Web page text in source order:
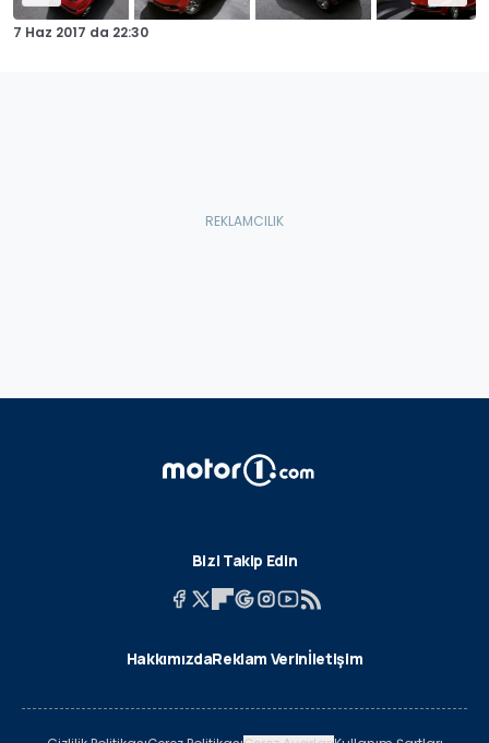
7 Haz 2017 da 22:30
Bizi Takip Edin
HakkımızdaReklam Verinİletişim